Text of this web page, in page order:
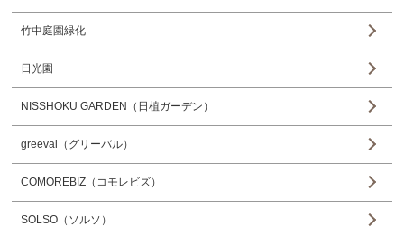
竹中庭園緑化
日光園
NISSHOKU GARDEN（日植ガーデン）
greeval（グリーバル）
COMOREBIZ（コモレビズ）
SOLSO（ソルソ）